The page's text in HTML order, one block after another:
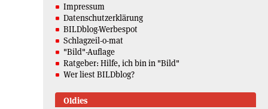
Impressum
Datenschutzerklärung
BILDblog-Werbespot
Schlagzeil-o-mat
"Bild"-Auflage
Ratgeber: Hilfe, ich bin in "Bild"
Wer liest BILDblog?
Oldies